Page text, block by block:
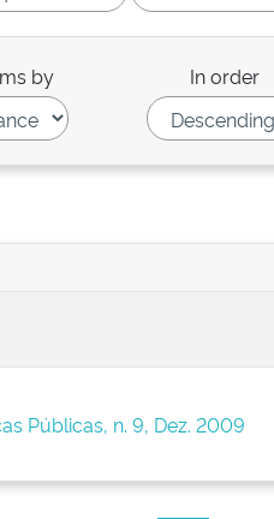
by In order
Públicas, n. 9, Dez. 2009